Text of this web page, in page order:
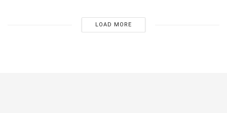
LOAD MORE